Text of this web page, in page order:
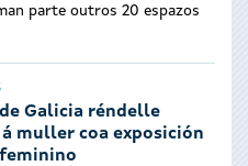
parte outros 20 espazos
Galicia réndelle
á muller coa exposición
feminino